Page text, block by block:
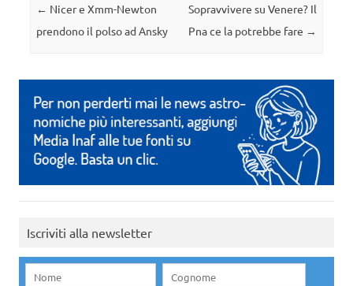
Navigazione articolo
← Nicer e Xmm-Newton
prendono il polso ad Ansky
Sopravvivere su Venere? Il
Pna ce la potrebbe fare →
Iscriviti alla newsletter